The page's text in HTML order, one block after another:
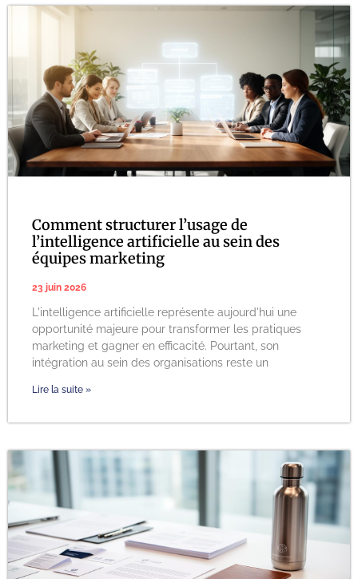
Comment structurer l’usage de
l’intelligence artificielle au sein des
équipes marketing
23 juin 2026
L'intelligence artificielle représente aujourd'hui une
opportunité majeure pour transformer les pratiques
marketing et gagner en efficacité. Pourtant, son
intégration au sein des organisations reste un
Lire la suite »